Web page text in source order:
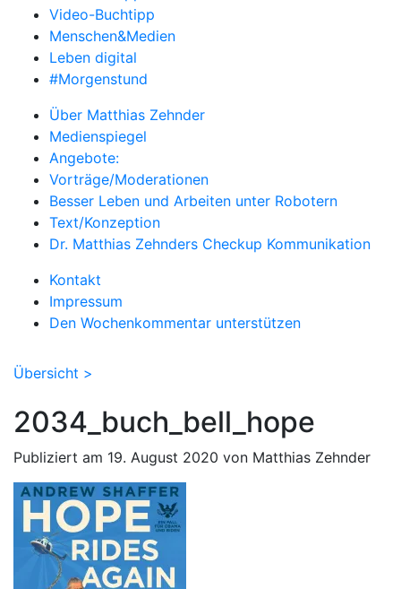
Video-Buchtipp
Menschen&Medien
Leben digital
#Morgenstund
Über Matthias Zehnder
Medienspiegel
Angebote:
Vorträge/Moderationen
Besser Leben und Arbeiten unter Robotern
Text/Konzeption
Dr. Matthias Zehnders Checkup Kommunikation
Kontakt
Impressum
Den Wochenkommentar unterstützen
Übersicht >
2034_buch_bell_hope
Publiziert am 19. August 2020 von Matthias Zehnder